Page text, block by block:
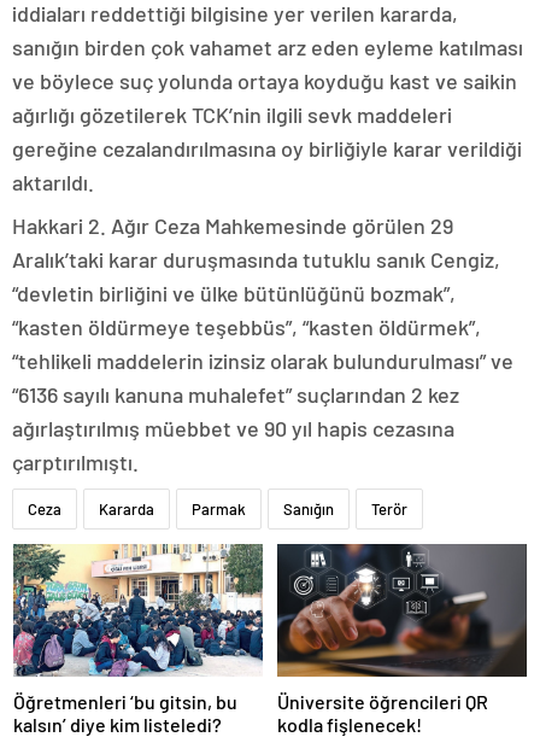
iddiaları reddettiği bilgisine yer verilen kararda,
sanığın birden çok vahamet arz eden eyleme katılması
ve böylece suç yolunda ortaya koyduğu kast ve saikin
ağırlığı gözetilerek TCK’nin ilgili sevk maddeleri
gereğine cezalandırılmasına oy birliğiyle karar verildiği
aktarıldı.
Hakkari 2. Ağır Ceza Mahkemesinde görülen 29
Aralık’taki karar duruşmasında tutuklu sanık Cengiz,
“devletin birliğini ve ülke bütünlüğünü bozmak”,
“kasten öldürmeye teşebbüs”, “kasten öldürmek”,
“tehlikeli maddelerin izinsiz olarak bulundurulması” ve
“6136 sayılı kanuna muhalefet” suçlarından 2 kez
ağırlaştırılmış müebbet ve 90 yıl hapis cezasına
çarptırılmıştı.
Ceza Kararda Parmak Sanığın Terör
Öğretmenleri ‘bu gitsin, bu
kalsın’ diye kim listeledi?
Üniversite öğrencileri QR
kodla fişlenecek!